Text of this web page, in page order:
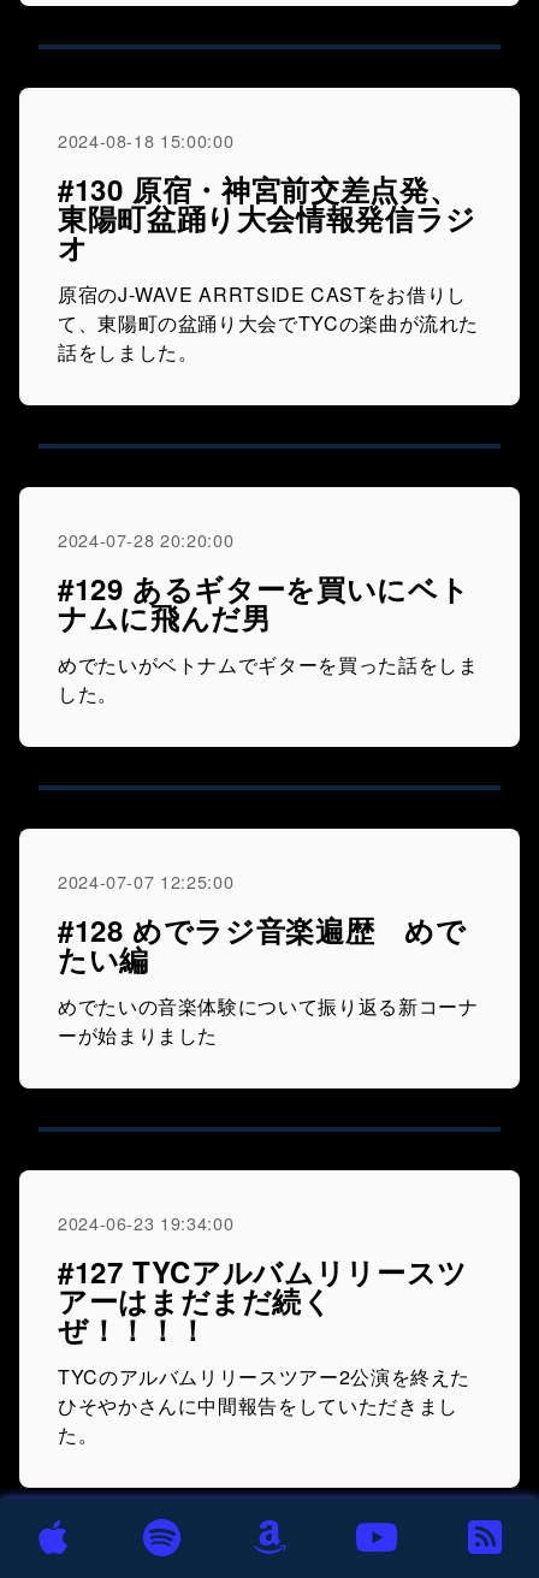
2024-08-18 15:00:00
#130 原宿・神宮前交差点発、
東陽町盆踊り大会情報発信ラジ
オ
原宿のJ-WAVE ARRTSIDE CASTをお借りし
て、東陽町の盆踊り大会でTYCの楽曲が流れた
話をしました。
2024-07-28 20:20:00
#129 あるギターを買いにベト
ナムに飛んだ男
めでたいがベトナムでギターを買った話をしま
した。
2024-07-07 12:25:00
#128 めでラジ音楽遍歴 めで
たい編
めでたいの音楽体験について振り返る新コーナ
ーが始まりました
2024-06-23 19:34:00
#127 TYCアルバムリリースツ
アーはまだまだ続く
ぜ！！！！
TYCのアルバムリリースツアー2公演を終えた
ひそやかさんに中間報告をしていただきまし
た。